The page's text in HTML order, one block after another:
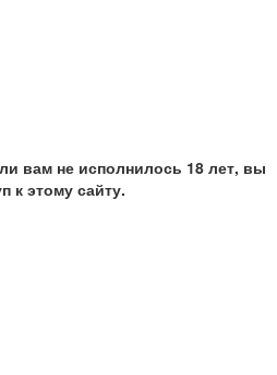
вам не исполнилось 18 лет, вы
к этому сайту.